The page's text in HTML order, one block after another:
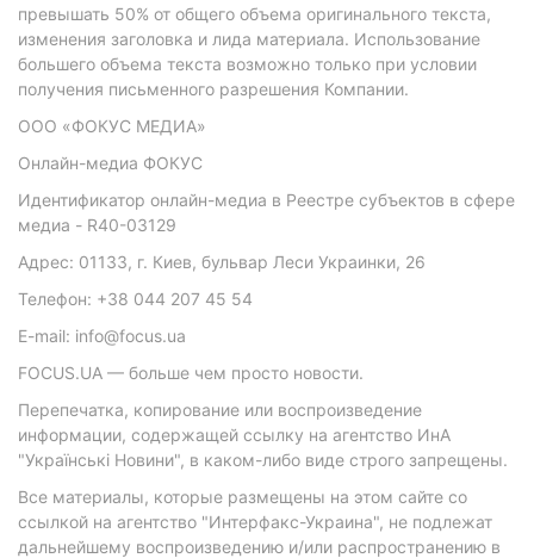
превышать 50% от общего объема оригинального текста,
изменения заголовка и лида материала. Использование
большего объема текста возможно только при условии
получения письменного разрешения Компании.
ООО «ФОКУС МЕДИА»
Онлайн-медиа ФОКУС
Идентификатор онлайн-медиа в Реестре субъектов в сфере
медиа - R40-03129
Адрес: 01133, г. Киев, бульвар Леси Украинки, 26
Телефон: +38 044 207 45 54
E-mail: info@focus.ua
FOCUS.UA — больше чем просто новости.
Перепечатка, копирование или воспроизведение
информации, содержащей ссылку на агентство ИнА
"Українські Новини", в каком-либо виде строго запрещены.
Все материалы, которые размещены на этом сайте со
ссылкой на агентство "Интерфакс-Украина", не подлежат
дальнейшему воспроизведению и/или распространению в